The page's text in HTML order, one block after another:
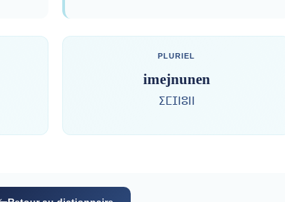
PLURIEL
imejnunen
ⵉⵎⵊⵏⵓⵏⵏ